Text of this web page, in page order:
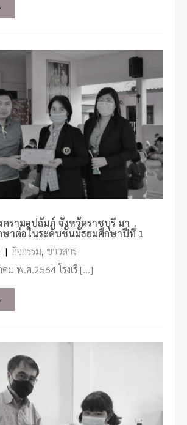
ครามอุปถัมภ์ จังหวัดราชบุรี มา
ษาต่อในระดับชั้นมัธยมศึกษาปีที่ 1
| กิจกรรม, ข่าวสาร
พ.ศ.2564 โรงเรี […]